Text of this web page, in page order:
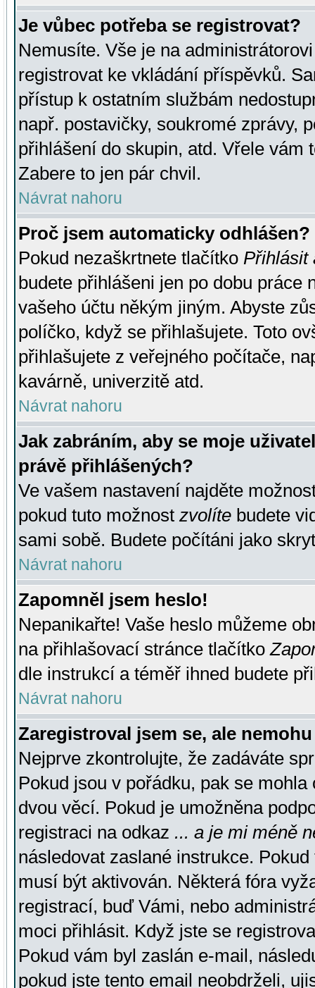
Je vůbec potřeba se registrovat?
Nemusíte. Vše je na
registrovat ke vkládání příspěvků.
přístup k ostatním službám
např. postavičky, soukromé zprávy,
přihlášení do skupin, atd. Vřele vám
Zabere to jen pár chvil.
Návrat nahoru
Proč jsem automaticky odhlášen?
Pokud nezaškrtnete tlačítko Přihlásit
budete přihlášeni jen po dobu práce
vašeho účtu někým jiným. Abyste
políčko, když se přihlašujete. Toto
přihlašujete z veřejného počítače,
kavárně, univerzitě atd.
Návrat nahoru
Jak zabráním, aby se moje
právě přihlášených?
Ve vašem nastavení najděte
pokud tuto možnost zvolíte budete
sami sobě. Budete počítáni jako
Návrat nahoru
Zapomněl jsem heslo!
Nepanikařte! Vaše heslo můžeme
na přihlašovací stránce tlačítko
dle instrukcí a téměř ihned budete
Návrat nahoru
Zaregistroval jsem se, ale
Nejprve zkontrolujte, že zadáváte
Pokud jsou v pořádku, pak se
dvou věcí. Pokud je umožněna
registraci na odkaz ... a je mi méně
následovat zaslané instrukce.
musí být aktivován. Některá fóra
registrací, buď Vámi, nebo
moci přihlásit. Když jste se
Pokud vám byl zaslán e-mail,
pokud jste tento email neobdrželi,